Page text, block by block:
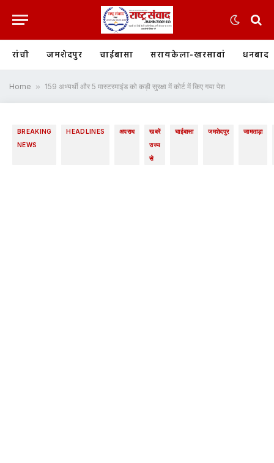
रांची जमशेदपुर चाईबासा सरायकेला-खरसावां धनबाद
Home » 159 अभ्यर्थी और 5 मास्टरमाइंड को कड़ी सुरक्षा में कोर्ट में किए गया पेश
BREAKING
NEWS
HEADLINES अपराध
खबरें
राज्य
से
चाईबासा जमशेदपुर जामताड़ा